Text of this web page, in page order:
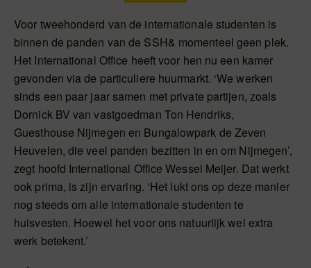
Voor tweehonderd van de internationale studenten is
binnen de panden van de SSH& momenteel geen plek.
Het International Office heeft voor hen nu een kamer
gevonden via de particuliere huurmarkt. ‘We werken
sinds een paar jaar samen met private partijen, zoals
Dornick BV van vastgoedman Ton Hendriks,
Guesthouse Nijmegen en Bungalowpark de Zeven
Heuvelen, die veel panden bezitten in en om Nijmegen’,
zegt hoofd International Office Wessel Meijer. Dat werkt
ook prima, is zijn ervaring. ‘Het lukt ons op deze manier
nog steeds om alle internationale studenten te
huisvesten. Hoewel het voor ons natuurlijk wel extra
werk betekent.’